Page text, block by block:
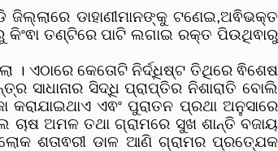
ଜିଲ୍ଲାରେ ଡାହାଣୀମାନଙ୍କୁ ଟଣେଇ,ଅଵିଭକ୍ତ
କିଂଵା ତଣ୍ଟିରେ ପାଟି ଲଗାଇ ରକ୍ତ ପିଉଥିଵାରୁ
। ଏଠାରେ କେତୋଟି ନିର୍ଦ୍ଧିଷ୍ଟ ତିଥିରେ ଵିଶେଷ
ସାଧାନାର ସିଦ୍ଧି ପ୍ରାପ୍ତିର ନିଶାରାତି ବୋଲି
ଏଵଂ ପୁରାତନ ପ୍ରଥା ଅନୁସାରେ
ଚାଷ ଅମଳ ତଥା ଗ୍ରାମରେ ସୁଖ ଶାନ୍ତି ବଜାୟ
ଶତାଵରୀ ଡାଳ ଆଣି ଗ୍ରାମର ପ୍ରତ୍ଯେକ